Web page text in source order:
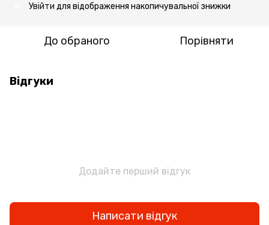
Увійти для відображення накопичувальної знижки
До обраного Порівняти
Відгуки
Додайте перший відгук
Написати відгук